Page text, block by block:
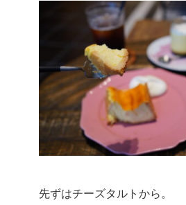
先ずはチーズタルトから。